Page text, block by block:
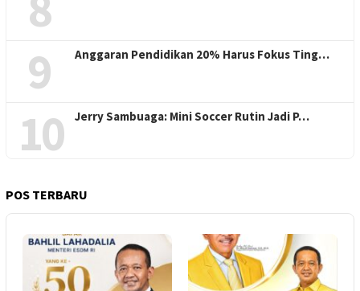
9 Anggaran Pendidikan 20% Harus Fokus Ting…
10 Jerry Sambuaga: Mini Soccer Rutin Jadi P…
POS TERBARU